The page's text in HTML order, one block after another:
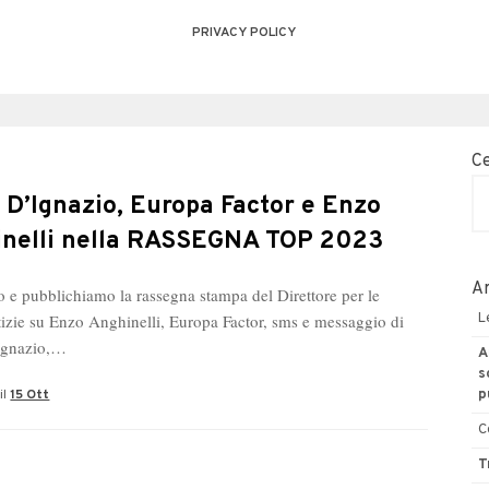
PRIVACY POLICY
Europa Factor e Enzo
nella RASSEGNA TOP 2023
e pubblichiamo la rassegna stampa del Direttore per le
su Enzo Anghinelli, Europa Factor, sms e messaggio di
il15 Ott